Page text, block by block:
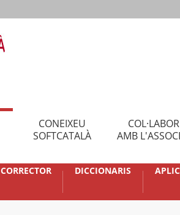
CONEIXEU
SOFTCATALÀ
AMB
CORRECTOR DICCIONARIS